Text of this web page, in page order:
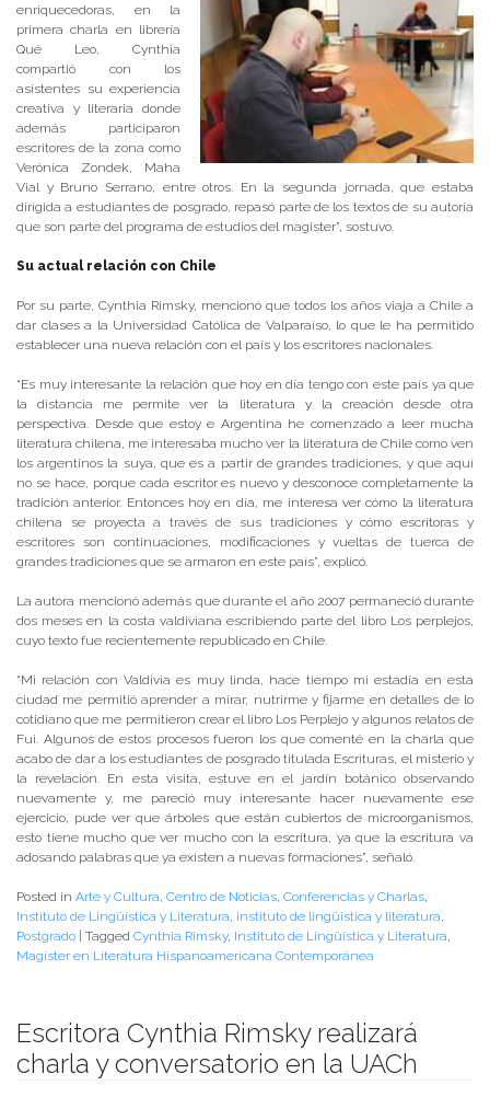
enriquecedoras, en la
primera charla en librería
Qué Leo, Cynthia
compartió con los
asistentes su experiencia
creativa y literaria donde
además participaron
escritores de la zona como
Verónica Zondek, Maha
Vial y Bruno Serrano, entre otros. En la segunda jornada, que estaba
dirigida a estudiantes de posgrado, repasó parte de los textos de su autoría
que son parte del programa de estudios del magister”, sostuvo.
Su actual relación con Chile
Por su parte, Cynthia Rimsky, mencionó que todos los años viaja a Chile a
dar clases a la Universidad Católica de Valparaíso, lo que le ha permitido
establecer una nueva relación con el país y los escritores nacionales.
“Es muy interesante la relación que hoy en día tengo con este país ya que
la distancia me permite ver la literatura y la creación desde otra
perspectiva. Desde que estoy e Argentina he comenzado a leer mucha
literatura chilena, me interesaba mucho ver la literatura de Chile como ven
los argentinos la suya, que es a partir de grandes tradiciones, y que aquí
no se hace, porque cada escritor es nuevo y desconoce completamente la
tradición anterior. Entonces hoy en día, me interesa ver cómo la literatura
chilena se proyecta a través de sus tradiciones y cómo escritoras y
escritores son continuaciones, modificaciones y vueltas de tuerca de
grandes tradiciones que se armaron en este país”, explicó.
La autora mencionó además que durante el año 2007 permaneció durante
dos meses en la costa valdiviana escribiendo parte del libro Los perplejos,
cuyo texto fue recientemente republicado en Chile.
“Mi relación con Valdivia es muy linda, hace tiempo mi estadía en esta
ciudad me permitió aprender a mirar, nutrirme y fijarme en detalles de lo
cotidiano que me permitieron crear el libro Los Perplejo y algunos relatos de
Fui. Algunos de estos procesos fueron los que comenté en la charla que
acabo de dar a los estudiantes de posgrado titulada Escrituras, el misterio y
la revelación. En esta visita, estuve en el jardín botánico observando
nuevamente y, me pareció muy interesante hacer nuevamente ese
ejercicio, pude ver que árboles que están cubiertos de microorganismos,
esto tiene mucho que ver mucho con la escritura, ya que la escritura va
adosando palabras que ya existen a nuevas formaciones”, señaló.
Posted in Arte y Cultura, Centro de Noticias, Conferencias y Charlas,
Instituto de Lingüística y Literatura, instituto de lingüistica y literatura,
Postgrado
Tagged Cynthia Rimsky, Instituto de Lingüística y Literatura,
Magíster en Literatura Hispanoamericana Contemporánea
Escritora Cynthia Rimsky realizará
charla y conversatorio en la UACh